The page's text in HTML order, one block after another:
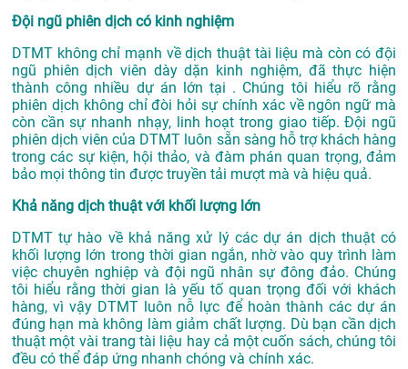
Đội ngũ phiên dịch có kinh nghiệm
DTMT không chỉ mạnh về dịch thuật tài liệu mà còn có đội
ngũ phiên dịch viên dày dặn kinh nghiệm, đã thực hiện
thành công nhiều dự án lớn tại . Chúng tôi hiểu rõ rằng
phiên dịch không chỉ đòi hỏi sự chính xác về ngôn ngữ mà
còn cần sự nhanh nhạy, linh hoạt trong giao tiếp. Đội ngũ
phiên dịch viên của DTMT luôn sẵn sàng hỗ trợ khách hàng
trong các sự kiện, hội thảo, và đàm phán quan trọng, đảm
bảo mọi thông tin được truyền tải mượt mà và hiệu quả.
Khả năng dịch thuật với khối lượng lớn
DTMT tự hào về khả năng xử lý các dự án dịch thuật có
khối lượng lớn trong thời gian ngắn, nhờ vào quy trình làm
việc chuyên nghiệp và đội ngũ nhân sự đông đảo. Chúng
tôi hiểu rằng thời gian là yếu tố quan trọng đối với khách
hàng, vì vậy DTMT luôn nỗ lực để hoàn thành các dự án
đúng hạn mà không làm giảm chất lượng. Dù bạn cần dịch
thuật một vài trang tài liệu hay cả một cuốn sách, chúng tôi
đều có thể đáp ứng nhanh chóng và chính xác.